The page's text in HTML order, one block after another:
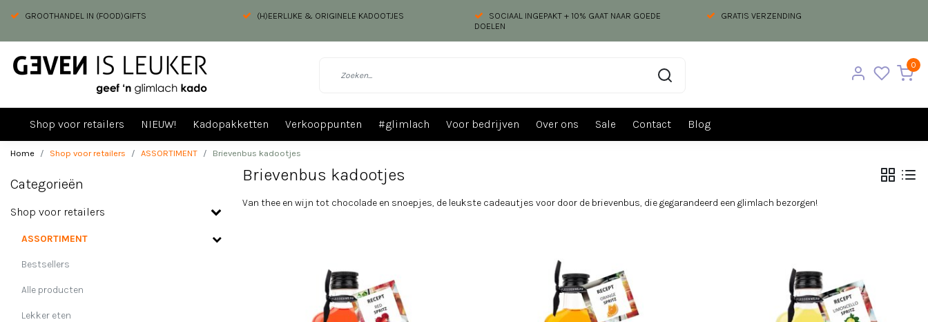
GROOTHANDEL IN (FOOD)GIFTS (H)EERLIJKE & ORIGINELE KADOOTJES
SOCIAAL INGEPAKT + 10% GAAT NAAR GOEDE
DOELEN
GRATIS VERZENDING
0
Shop voor retailers NIEUW! Kadopakketten Verkooppunten #glimlach Voor bedrijven Over ons Sale Contact Blog
Home Shop voor retailers ASSORTIMENT Brievenbus kadootjes
Categorieën
Shop voor retailers
ASSORTIMENT
Bestsellers
Alle producten
Lekker eten
Brievenbus kadootjes
Van thee en wijn tot chocolade en snoepjes, de leukste cadeautjes voor door de brievenbus, die gegarandeerd een glimlach bezorgen!